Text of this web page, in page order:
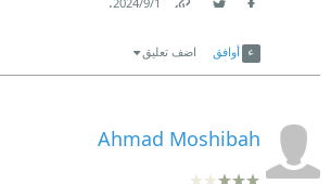
1‏/9‏/2024
أوافق اضف تعليق
Ahmad Moshibah